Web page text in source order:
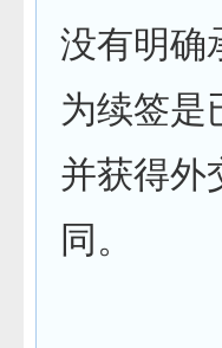
没有明确
为续签是
并获得外
同。